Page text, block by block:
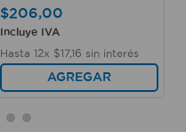
$206,00
Incluye IVA
Hasta 12x $17,16 sin interés
AGREGAR